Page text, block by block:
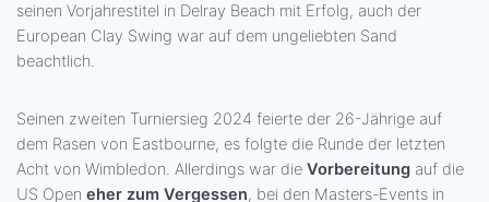
seinen Vorjahrestitel in Delray Beach mit Erfolg, auch der
European Clay Swing war auf dem ungeliebten Sand
beachtlich.
Seinen zweiten Turniersieg 2024 feierte der 26-Jährige auf
dem Rasen von Eastbourne, es folgte die Runde der letzten
Acht von Wimbledon. Allerdings war die Vorbereitung auf die
US Open eher zum Vergessen, bei den Masters-Events in